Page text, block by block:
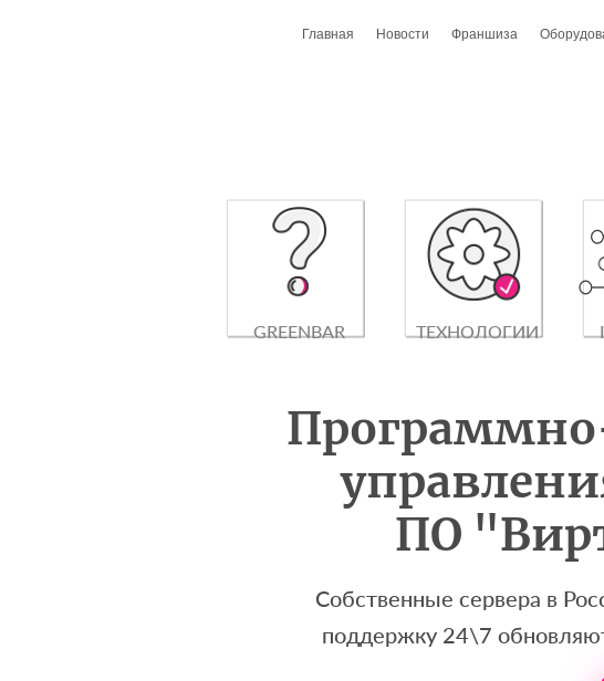
Главная Новости Франшиза
GREENBAR ТЕХНОЛОГИИ
ПО
Собственные сервера в
поддержку 24\7